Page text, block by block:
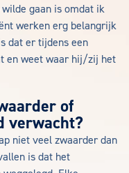
gaan is omdat ik
werken erg belangrijk
dat er tijdens een
en weet waar hij/zij het
of
verwacht?
niet veel zwaarder dan
is dat het